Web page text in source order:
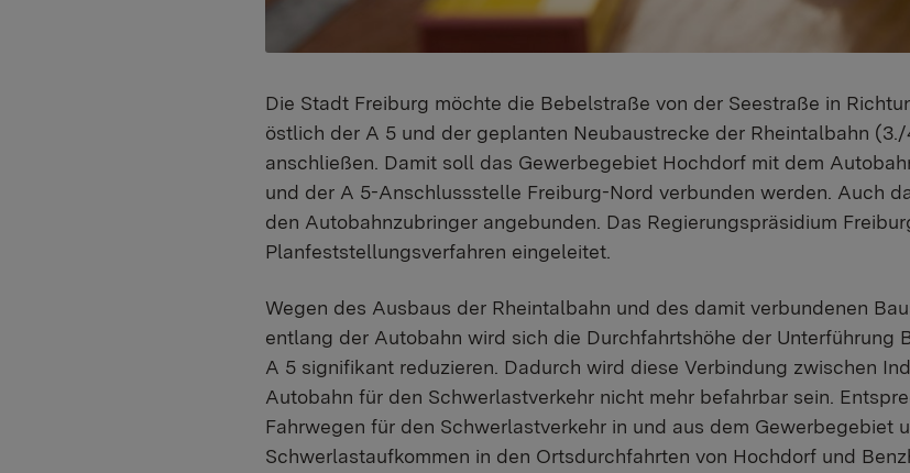
Die Stadt Freiburg möchte die Bebelstraße von der Seestraße in
östlich der A 5 und der geplanten Neubaustrecke der Rheintalbahn
anschließen. Damit soll das Gewerbegebiet Hochdorf mit dem
und der A 5-Anschlussstelle Freiburg-Nord verbunden werden. Auch
den Autobahnzubringer angebunden. Das Regierungspräsidium
Planfeststellungsverfahren eingeleitet.
Wegen des Ausbaus der Rheintalbahn und des damit verbundenen
entlang der Autobahn wird sich die Durchfahrtshöhe der Unterführung
A 5 signifikant reduzieren. Dadurch wird diese Verbindung zwischen
Autobahn für den Schwerlastverkehr nicht mehr befahrbar sein.
Fahrwegen für den Schwerlastverkehr in und aus dem Gewerbegebiet
Schwerlastaufkommen in den Ortsdurchfahrten von Hochdorf und